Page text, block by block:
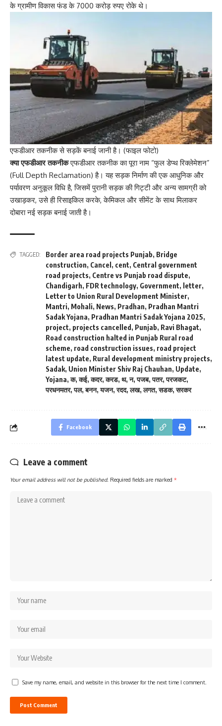
के ग्रामीण विकास फंड के 7000 करोड़ रुपए रोके थे।
एफडीआर तकनीक से सड़कें बनाई जानी है। (फाइल फोटो)
क्या एफडीआर तकनीकएफडीआर तकनीक का पूरा नाम “फुल डेप्थ रिक्लेमेशन”
(Full Depth Reclamation) है। यह सड़क निर्माण की एक आधुनिक और
पर्यावरण अनुकूल विधि है, जिसमें पुरानी सड़क की गिट्टी और अन्य सामग्री को
उखाड़कर, उसे ही रिसाइकिल करके, केमिकल और सीमेंट के साथ मिलाकर
दोबारा नई सड़क बनाई जाती है।
TAGGED: Border area road projects Punjab, Bridge
construction, Cancel , cent, Central government
road projects, Centre vs Punjab road dispute,
Chandigarh, FDR technology, Government, letter,
Letter to Union Rural Development Minister,
Mantri, Mohali, News, Pradhan, Pradhan Mantri
Sadak Yojana, Pradhan Mantri Sadak Yojana 2025,
project, projects cancelled , Punjab, Ravi Bhagat,
Road construction halted in Punjab Rural road
scheme, road construction issues, road project
latest update, Rural development ministry projects,
Sadak, Union Minister Shiv Raj Chauhan, Update,
Yojana,क,कई,कदर,करड, थ,न,पजब,पतर,परजकट,
परधनमतर,पल,बनन,यजन,रदद,लख,लगत,सडक,सरकर
Facebook
Leave a comment
Your email address will not be published. Required fields are marked *
Save my name, email, and website in this browser for the next time I comment.